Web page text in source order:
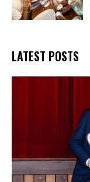
LATEST POSTS